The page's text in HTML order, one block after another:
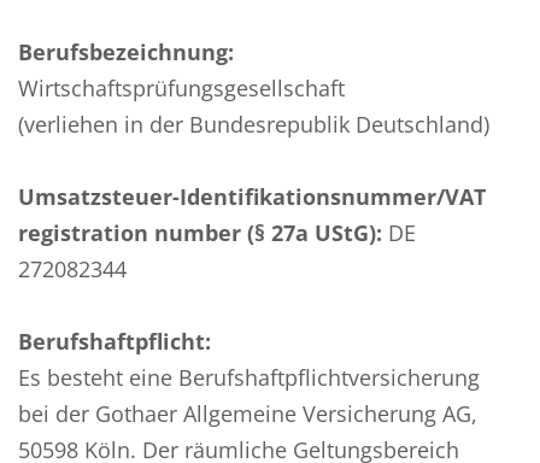
Berufsbezeichnung:
Wirtschaftsprüfungsgesellschaft
(verliehen in der Bundesrepublik Deutschland)
Umsatzsteuer-Identifikationsnummer/VAT
registration number (§ 27a UStG): DE
272082344
Berufshaftpflicht:
Es besteht eine Berufshaftpflichtversicherung
bei der Gothaer Allgemeine Versicherung AG,
50598 Köln. Der räumliche Geltungsbereich